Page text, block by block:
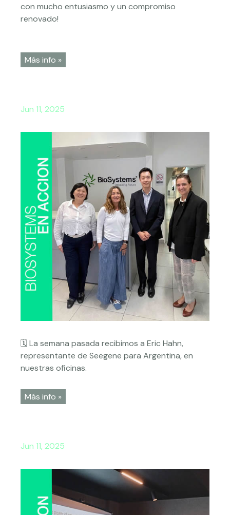
con mucho entusiasmo y un compromiso
renovado!
Más info »
Jun 11, 2025
🗓️ La semana pasada recibimos a Eric Hahn,
representante de Seegene para Argentina, en
nuestras oficinas.
Más info »
Jun 11, 2025